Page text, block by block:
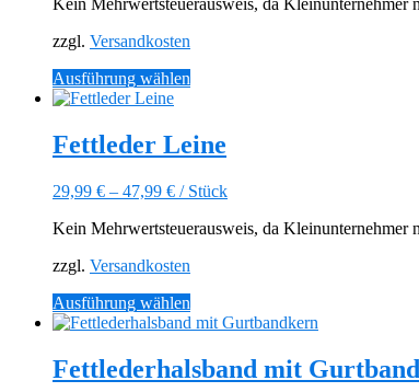
können
der
Produktseite
gewählt
Kein Mehrwertsteuerausweis, da
zzgl. Versandkosten
Ausführung wählen
mehrere
Varianten
Die
können
der
Produktseite
gewählt
werden
Fettleder Leine
29,99 € – 47,99 € / Stück
Kein Mehrwertsteuerausweis, da
zzgl. Versandkosten
Ausführung wählen
Produkt
mehrere
Varianten
Fettlederhalsband mit